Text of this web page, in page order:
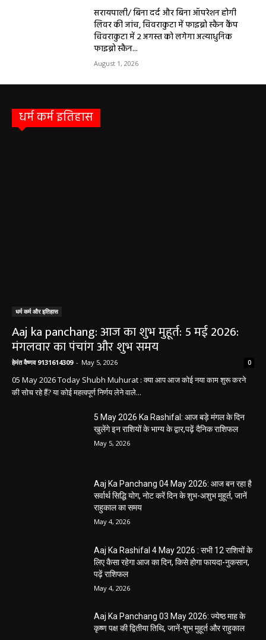
सरायपाली/ बिना दर्द और बिना ऑपरेशन होगी
लिवर की जांच, चिवराकुटा में फाइब्रो स्कैन कैंप
चिवराकुटा में 2 अगस्त को लगेगा अत्याधुनिक
फाइब्रो स्कैन...
August 1, 2026
धर्म कर्म इतिहास
धर्म कर्म और इतिहास
Aaj ka panchang: आज का शुभ मुहूर्त: 5 मई 2026:
मंगलवार का पंचांग और शुभ समय
हेमंत वैष्णव 9131614309 - May 5, 2026 0
05 May 2026 Today Shubh Muhurat : क्या आप आज कोई नया काम शुरू करने
की सोच रहे हैं? या कोई महत्वपूर्ण निर्णय लेने वाले...
5 May 2026 Ka Rashifal: आज बड़े मंगल के दिन
खुलेंगे इन राशियों के भाग्य के द्वार,पढ़ें दैनिक राशिफल
May 5, 2026
Aaj Ka Panchang 04 May 2026: आज बन रहा है
सर्वार्थ सिद्धि योग, नोट करें दिन के शुभ-अशुभ मुहूर्त, जानें
राहुकाल का समय
May 4, 2026
Aaj Ka Rashifal 4 May 2026 : सभी 12 राशियों के
लिए कैसा रहेगा आज का दिन, किसे होगा फायदा-नुकसान,
पढ़ें राशिफल
May 4, 2026
Aaj Ka Panchang 03 May 2026: ज्येष्ठ माह के
कृष्ण पक्ष की द्वितीया तिथि, जानें-शुभ मुहूर्त और राहुकाल